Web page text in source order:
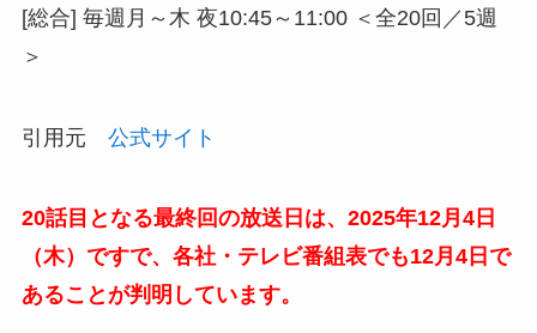
[総合] 毎週月～木 夜10:45～11:00 ＜全20回／5週
＞
引用元 公式サイト
20話目となる最終回の放送日は、2025年12月4日
（木）ですで、各社・テレビ番組表でも12月4日で
あることが判明しています。